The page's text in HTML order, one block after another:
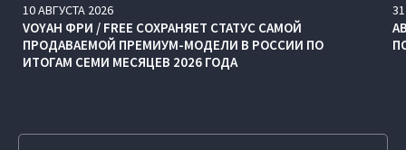
10АВГУСТА 2026
VOYAH ФРИ / FREE СОХРАНЯЕТ СТАТУС САМОЙ
ПРОДАВАЕМОЙ ПРЕМИУМ-МОДЕЛИ В РОССИИ ПО
ИТОГАМ СЕМИ МЕСЯЦЕВ 2026 ГОДА
31